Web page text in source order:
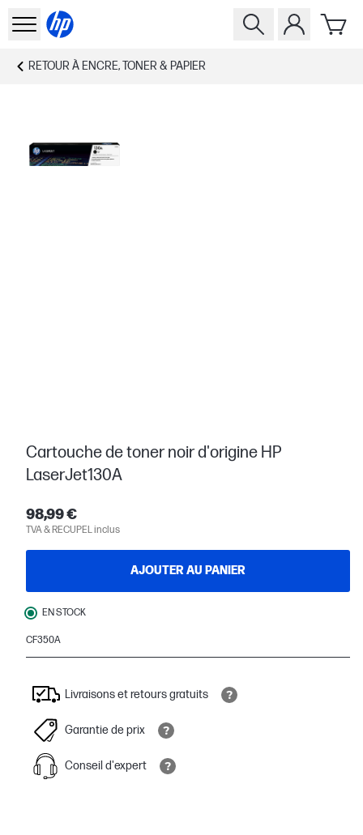
RETOUR À ENCRE, TONER & PAPIER
Cartouche de toner noir d'origine HP
LaserJet130A
98,99 €
TVA & RECUPEL inclus
AJOUTER AU PANIER
EN STOCK
CF350A
Livraisons et retours gratuits
Garantie de prix
Conseil d'expert